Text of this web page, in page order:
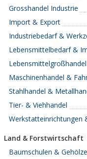
Grosshandel Industrie
Import & Export
Industriebedarf &
Lebensmittelbedarf &
Maschinenhandel &
Stahlhandel &
Tier- & Viehhandel
Werkstatteinrichtungen
Land & Forstwirtschaft
Baumschulen & Gehölze